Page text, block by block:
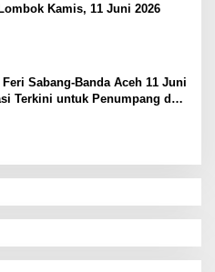
Kamis, 11 Juni 2026
Sabang-Banda Aceh 11 Juni
Terkini untuk Penumpang dan